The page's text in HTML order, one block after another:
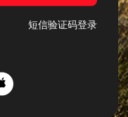
短信验证码登录